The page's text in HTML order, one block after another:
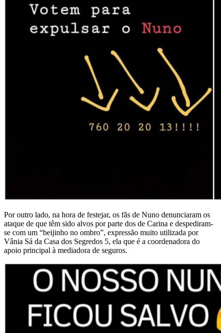
Por outro lado, na hora de festejar, os fãs de Nuno denunciaram os
ataque de que têm sido alvos por parte dos de Carina e despediram-
se com um “beijinho no ombro”, expressão muito utilizada por
Vânia Sá da Casa dos Segredos 5, ela que é a coordenadora do
apoio principal à mediadora de seguros.